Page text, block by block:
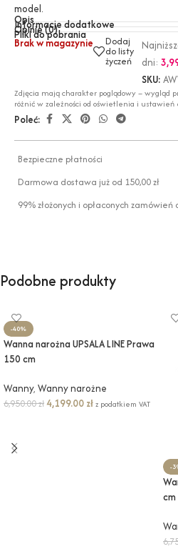
model.
Opis
Informacje dodatkowe
Opinie (0)
Pliki do pobrania
Brak w magazynie Dodaj
do listy
życzeń
dni:
SKU:
Zdjęcia mają charakter poglądowy – wygląd
różnić w zależności od oświetlenia i ustawień
Poleć:
Bezpieczne płatności
Darmowa dostawa już od 150,00 zł
99% złożonych i opłaconych
Podobne produkty
-40%
Wanna narożna UPSALA LINE Prawa
150 cm
Wanny, Wanny narożne
6,950.00zł 4,199.00 złz podatkiem VAT
-
cm